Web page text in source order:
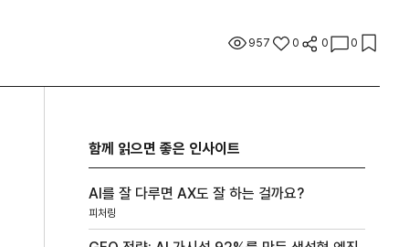
957 0 0 0
함께 읽으면 좋은 인사이트
AI를 잘 다루면 AX도 잘 하는 걸까요?
피처링